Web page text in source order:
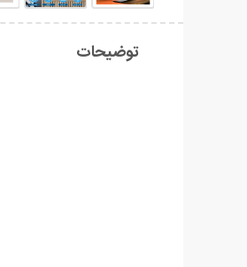
توضیحات